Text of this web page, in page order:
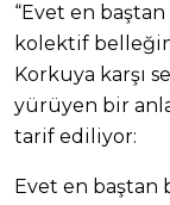
“Evet en baştan
kolektif
Korkuya karşı
yürüyen bir
tarif ediliyor:
Evet en baştan